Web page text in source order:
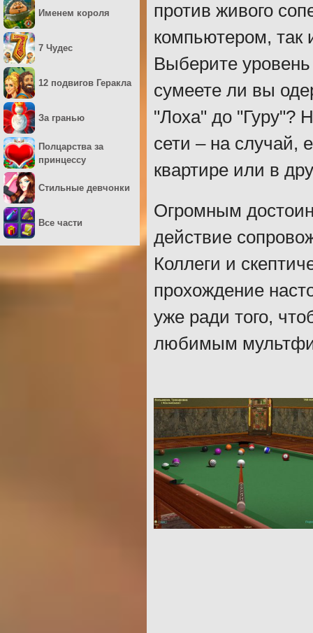
против живого
компьютером, так
Выберите
сумеете ли вы
"Лоха" до "Гуру"?
сети – на случай,
квартире или в
Огромным
действие
Коллеги и
прохождение
уже ради того,
любимым
Именем короля
7 Чудес
12 подвигов Геракла
За гранью
Полцарства за
принцессу
Стильные девчонки
Все части